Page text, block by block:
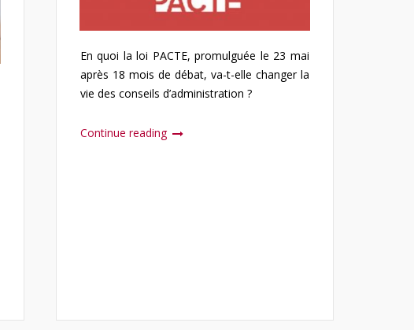
En quoi la loi PACTE, promulguée le 23 mai
après 18 mois de débat, va-t-elle changer la
vie des conseils d’administration ?
Continue reading